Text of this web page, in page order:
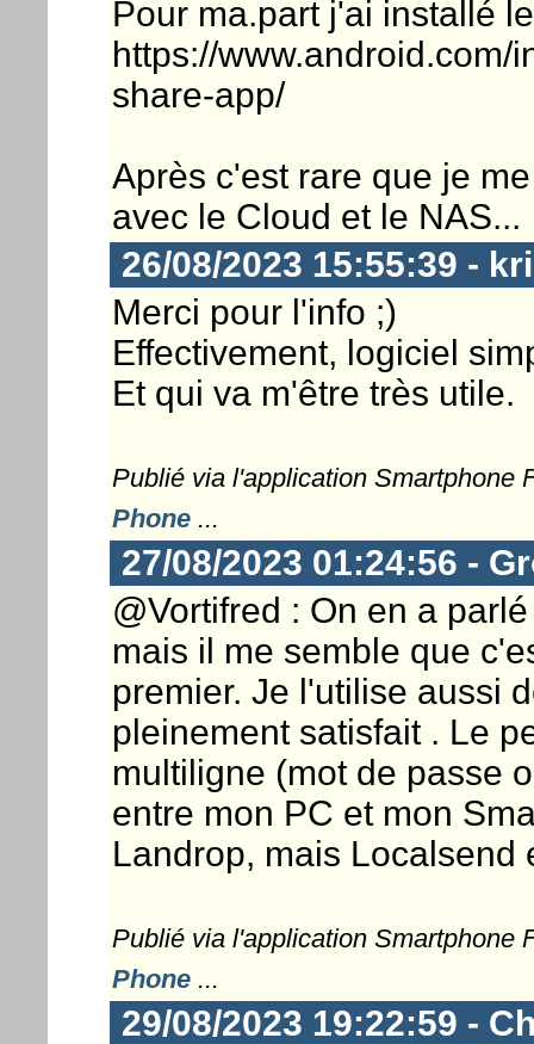
Pour ma.part j'ai installé
https://www.android.com/
share-app/
Après c'est rare que je
avec le Cloud et le NAS...
26/08/2023 15:55:39 -
Merci pour l'info ;)
Effectivement, logiciel
Et qui va m'être très utile.
Publié via l'application Smartphone
Phone...
27/08/2023 01:24:56 -
@Vortifred : On en a
mais il me semble que
premier. Je l'utilise aussi
pleinement satisfait . Le
multiligne (mot de passe
entre mon PC et mon
Landrop, mais Localsend
Publié via l'application Smartphone
Phone...
29/08/2023 19:22:59 -